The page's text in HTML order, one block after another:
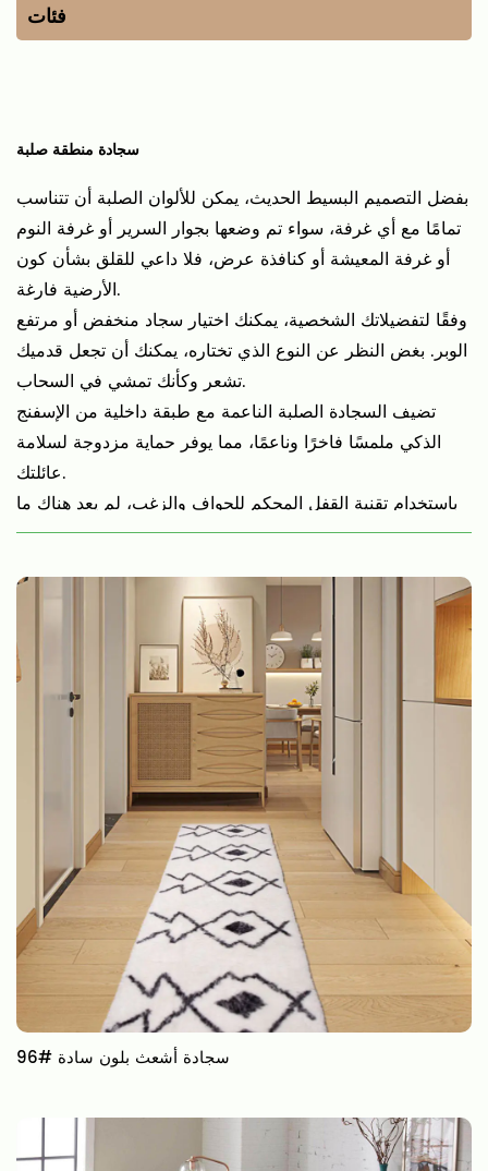
فئات
سجادة منطقة صلبة
بفضل التصميم البسيط الحديث، يمكن للألوان الصلبة أن تتناسب
تمامًا مع أي غرفة، سواء تم وضعها بجوار السرير أو غرفة النوم
أو غرفة المعيشة أو كنافذة عرض، فلا داعي للقلق بشأن كون
الأرضية فارغة.
وفقًا لتفضيلاتك الشخصية، يمكنك اختيار سجاد منخفض أو مرتفع
الوبر. بغض النظر عن النوع الذي تختاره، يمكنك أن تجعل قدميك
تشعر وكأنك تمشي في السحاب.
تضيف السجادة الصلبة الناعمة مع طبقة داخلية من الإسفنج
الذكي ملمسًا فاخرًا وناعمًا، مما يوفر حماية مزدوجة لسلامة
عائلتك.
باستخدام تقنية القفل المحكم للحواف والزغب، لم يعد هناك ما
يدعو للقلق بشأن تساقط الزغب مما يؤثر على سلامة الأطفال
يمكنك اختيار قماش غير منسوج مع دعامة نقاط PVC، أو دعامة
من القماش القطني، أو دعامة قابلة للغسل TPE/TPR، كلها
96# سجادة أشعث بلون سادة